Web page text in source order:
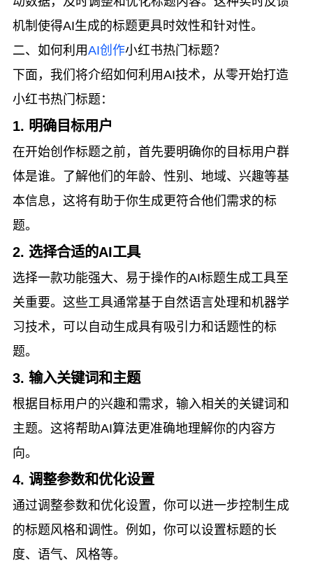
机制使得AI生成的标题更具时效性和针对性。
二、如何利用AI创作小红书热门标题？
下面，我们将介绍如何利用AI技术，从零开始打造
小红书热门标题：
1. 明确目标用户
在开始创作标题之前，首先要明确你的目标用户群
体是谁。了解他们的年龄、性别、地域、兴趣等基
本信息，这将有助于你生成更符合他们需求的标
题。
2. 选择合适的AI工具
选择一款功能强大、易于操作的AI标题生成工具至
关重要。这些工具通常基于自然语言处理和机器学
习技术，可以自动生成具有吸引力和话题性的标
题。
3. 输入关键词和主题
根据目标用户的兴趣和需求，输入相关的关键词和
主题。这将帮助AI算法更准确地理解你的内容方
向。
4. 调整参数和优化设置
通过调整参数和优化设置，你可以进一步控制生成
的标题风格和调性。例如，你可以设置标题的长
度、语气、风格等。